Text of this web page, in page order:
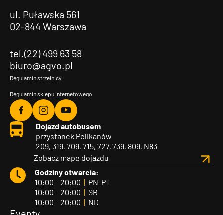
ul. Puławska 561
02-844 Warszawa
tel.(22) 499 63 58
biuro@agvo.pl
Regulamin strzelnicy
Regulamin sklepu internetowego
Agvo
Facebook
Agvo
Instagram
Agvo
YouTube
Dojazd autobusem
przystanek Pelikanów
209, 319, 709, 715, 727, 739, 809, N83
Zobacz mapę dojazdu
Godziny otwarcia:
10:00 – 20:00 | PN-PT
10:00 – 20:00 | SB
10:00 – 20:00 | ND